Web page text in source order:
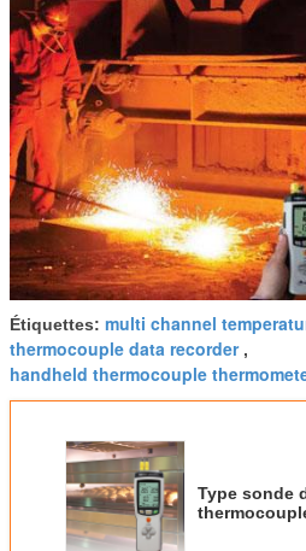
Étiquettes: multi channel
thermocouple data recorder,
handheld thermocouple
Type sonde